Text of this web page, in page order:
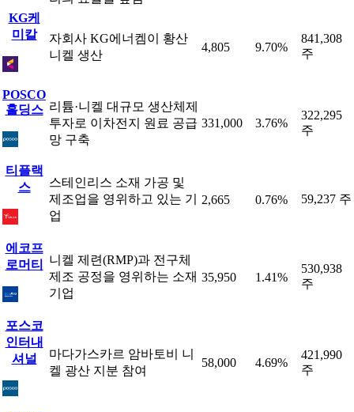
KG케
미칼
자회사 KG에너켐이 황산
니켈 생산
4,805 9.70%
841,308
주
POSCO
홀딩스 리튬·니켈 대규모 생산체제
투자로 이차전지 원료 공급
망 구축
331,000 3.76%
322,295
주
티플랙
스
스테인리스 소재 가공 및
제조업을 영위하고 있는 기
업
2,665 0.76% 59,237 주
에코프
로머티
니켈 제련(RMP)과 전구체
제조 공정을 영위하는 소재
기업
35,950 1.41%
530,938
주
포스코
인터내
셔널
마다가스카르 암바토비 니
켈 광산 지분 참여
58,000 4.69%
421,990
주